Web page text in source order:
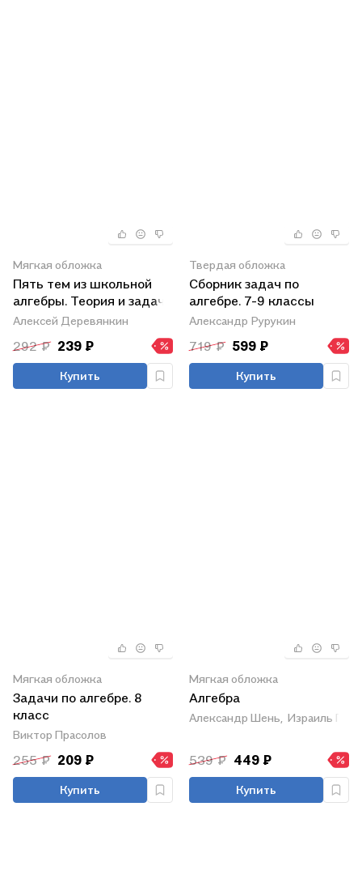
Мягкая обложка
Пять тем из школьной
алгебры. Теория и задачи
Алексей Деревянкин
292 ₽ 239 ₽
Купить
Твердая обложка
Сборник задач по
алгебре. 7-9 классы
Александр Рурукин
719 ₽ 599 ₽
Купить
Мягкая обложка
Задачи по алгебре. 8
класс
Виктор Прасолов
255 ₽ 209 ₽
Купить
Мягкая обложка
Алгебра
Александр Шень, Израиль
539 ₽ 449 ₽
Купить